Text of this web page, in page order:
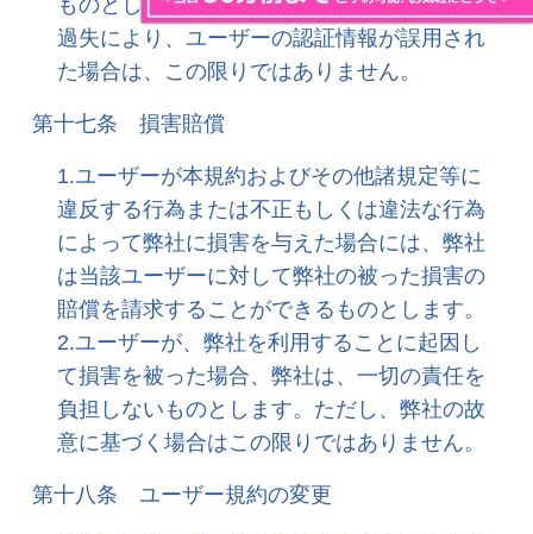
ものとします。 但し、弊社の故意又は重大な
過失により、ユーザーの認証情報が誤用され
た場合は、この限りではありません。
第十七条 損害賠償
1.ユーザーが本規約およびその他諸規定等に
違反する行為または不正もしくは違法な行為
によって弊社に損害を与えた場合には、弊社
は当該ユーザーに対して弊社の被った損害の
賠償を請求することができるものとします。
2.ユーザーが、弊社を利用することに起因し
て損害を被った場合、弊社は、一切の責任を
負担しないものとします。ただし、弊社の故
意に基づく場合はこの限りではありません。
第十八条 ユーザー規約の変更